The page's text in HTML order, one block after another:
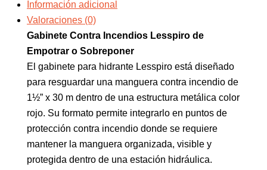
Información adicional
Valoraciones (0)
Gabinete Contra Incendios Lesspiro de
Empotrar o Sobreponer
El gabinete para hidrante Lesspiro está diseñado
para resguardar una manguera contra incendio de
1½” x 30 m dentro de una estructura metálica color
rojo. Su formato permite integrarlo en puntos de
protección contra incendio donde se requiere
mantener la manguera organizada, visible y
protegida dentro de una estación hidráulica.